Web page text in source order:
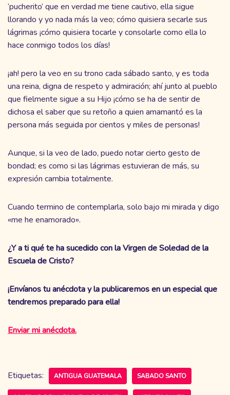
‘pucherito’ que en verdad me tiene cautivo, ella sigue
llorando y yo nada más la veo; cómo quisiera secarle sus
lágrimas ¡cómo quisiera tocarle y consolarle como ella lo
hace conmigo todos los días!
¡ah! pero la veo en su trono cada sábado santo, y es toda
una reina, digna de respeto y admiración; ahí junto al pueblo
que fielmente sigue a su Hijo ¡cómo se ha de sentir de
dichosa el saber que su retoño a quien amamantó es la
persona más seguida por cientos y miles de personas!
Aunque, si la veo de lado, puedo notar cierto gesto de
bondad; es como si las lágrimas estuvieran de más, su
expresión cambia totalmente.
Cuando termino de contemplarla, solo bajo mi mirada y digo
«me he enamorado».
¿Y a ti qué te ha sucedido con la Virgen de Soledad de la
Escuela de Cristo?
¡Envíanos tu anécdota y la publicaremos en un especial que
tendremos preparado para ella!
Enviar mi anécdota.
Etiquetas: ANTIGUA GUATEMALA SABADO SANTO